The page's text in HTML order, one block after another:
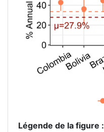
Légende de la figure :